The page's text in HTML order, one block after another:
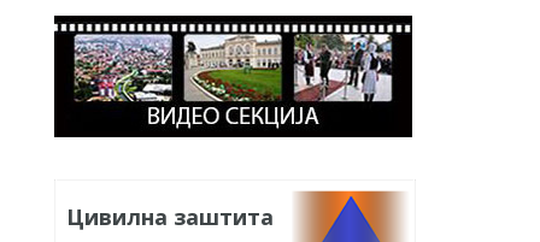
Цивилна заштита